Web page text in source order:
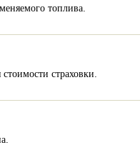
топлива.
страховки.